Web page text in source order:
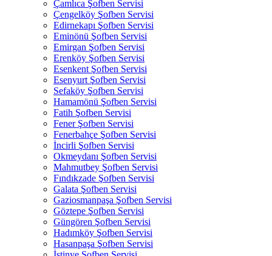
Çamlıca Şofben Servisi
Çengelköy Şofben Servisi
Edirnekapı Şofben Servisi
Eminönü Şofben Servisi
Emirgan Şofben Servisi
Erenköy Şofben Servisi
Esenkent Şofben Servisi
Esenyurt Şofben Servisi
Sefaköy Şofben Servisi
Hamamönü Şofben Servisi
Fatih Şofben Servisi
Fener Şofben Servisi
Fenerbahçe Şofben Servisi
İncirli Şofben Servisi
Okmeydanı Şofben Servisi
Mahmutbey Şofben Servisi
Fındıkzade Şofben Servisi
Galata Şofben Servisi
Gaziosmanpaşa Şofben Servisi
Göztepe Şofben Servisi
Güngören Şofben Servisi
Hadımköy Şofben Servisi
Hasanpaşa Şofben Servisi